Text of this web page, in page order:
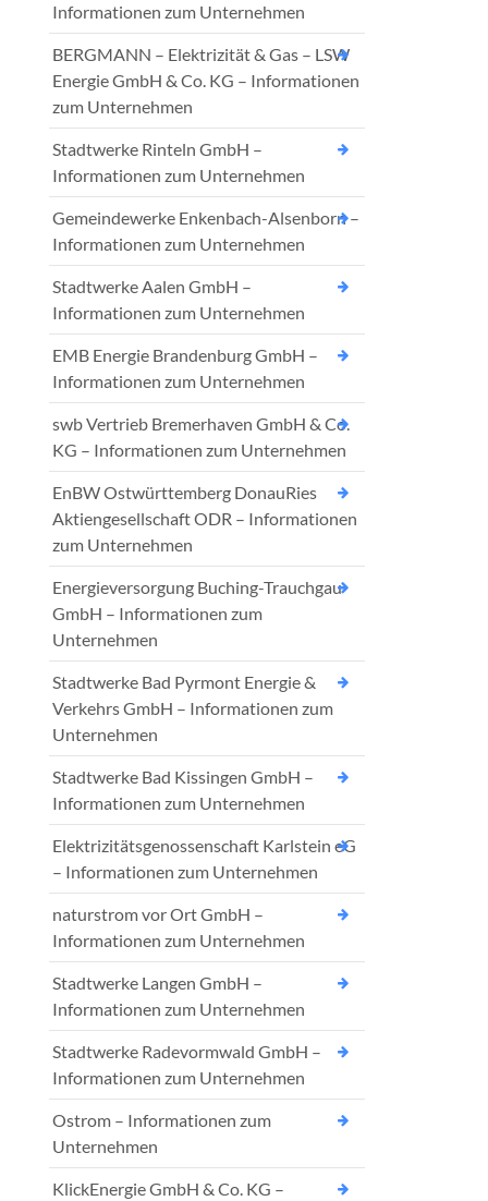
Informationen zum Unternehmen
BERGMANN – Elektrizität & Gas – LSW
Energie GmbH & Co. KG – Informationen
zum Unternehmen
Stadtwerke Rinteln GmbH –
Informationen zum Unternehmen
Gemeindewerke Enkenbach-Alsenborn –
Informationen zum Unternehmen
Stadtwerke Aalen GmbH –
Informationen zum Unternehmen
EMB Energie Brandenburg GmbH –
Informationen zum Unternehmen
swb Vertrieb Bremerhaven GmbH & Co.
KG – Informationen zum Unternehmen
EnBW Ostwürttemberg DonauRies
Aktiengesellschaft ODR – Informationen
zum Unternehmen
Energieversorgung Buching-Trauchgau
GmbH – Informationen zum
Unternehmen
Stadtwerke Bad Pyrmont Energie &
Verkehrs GmbH – Informationen zum
Unternehmen
Stadtwerke Bad Kissingen GmbH –
Informationen zum Unternehmen
Elektrizitätsgenossenschaft Karlstein eG
– Informationen zum Unternehmen
naturstrom vor Ort GmbH –
Informationen zum Unternehmen
Stadtwerke Langen GmbH –
Informationen zum Unternehmen
Stadtwerke Radevormwald GmbH –
Informationen zum Unternehmen
Ostrom – Informationen zum
Unternehmen
KlickEnergie GmbH & Co. KG –